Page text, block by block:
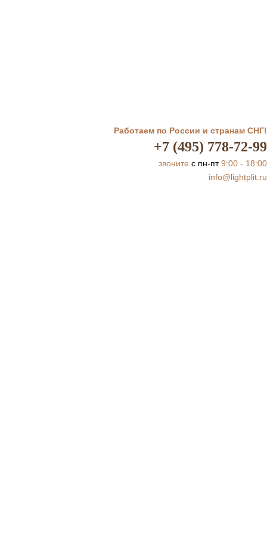
Работаем по России и странам СНГ!
+7 (495) 778-72-99
звоните с пн-пт9:00 - 18:00
info@lightplit.ru